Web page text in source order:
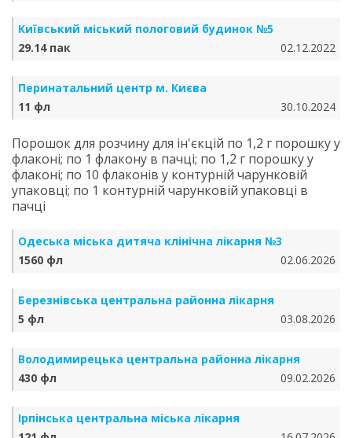
Київський міський пологовий будинок №5
29.14 пак
02.12.2022
Перинатальний центр м. Києва
11 фл
30.10.2024
Порошок для розчину для ін'єкцій по 1,2 г порошку у
флаконі; по 1 флакону в пачці; по 1,2 г порошку у
флаконі; по 10 флаконів у контурній чарунковій
упаковці; по 1 контурній чарунковій упаковці в
пачці
Одеська міська дитяча клінічна лікарня №3
1560 фл
02.06.2026
Березнівська центральна районна лікарня
5 фл
03.08.2026
Володимирецька центральна районна лікарня
430 фл
09.02.2026
Ірпінська центральна міська лікарня